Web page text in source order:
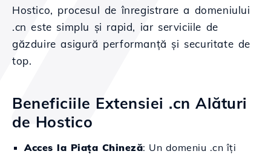
Hostico, procesul de înregistrare a domeniului
.cn este simplu și rapid, iar serviciile de
găzduire asigură performanță și securitate de
top.
Beneficiile Extensiei .cn Alături
de Hostico
Acces la Piața Chineză: Un domeniu .cn îți